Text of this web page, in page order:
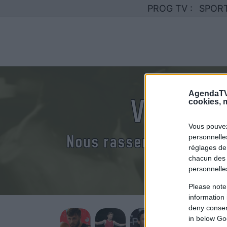
cookies,
Vous
réglages
chacun
Please
information
deny
in below
PROG TV :
Votre
Nous rassemblons le